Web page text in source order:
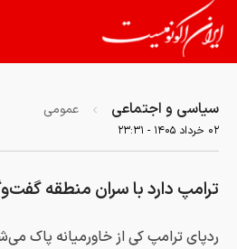
سیاسی و اجتماعی عمومی
۰۲ خرداد ۱۴۰۵ - ۲۳:۳۱
ترامپ دارد با سران منطقه
ردپای ترامپ کی از خاورمیانه پاک